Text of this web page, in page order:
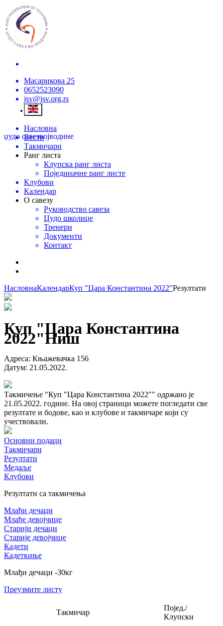
Масарикова 25
0652523090
jsv@jsv.org.rs
џудо савезвојводине
Насловна
Вести
Такмичари
Ранг листа
Клупска ранг листа
Појединачне ранг листе
Клубови
Календар
О савезу
Руководство савеза
Џудо школице
Тренери
Документи
Контакт
НасловнаКалендарКуп "Цара Константина 2022"Резултати
Куп "Цара Константина
2022"Ниш
Адреса: Књажевачка 156
Датум: 21.05.2022.
Такмичење "Куп "Цара Константина 2022"" одржано је
21.05.2022. године. На овој страници можете погледати све
резултате и бодове, као и клубове и такмичаре који су
учествовали.
Основни подаци
Такмичари
Резултати
Медаље
Клубови
Резултати са такмичења
Млађи дечаци
Млађе девојчице
Старији дечаци
Старије девојчице
Кадети
Кадеткиње
Млађи дечаци -30кг
Преузмите листу
Такмичар
Појед./
Клупски